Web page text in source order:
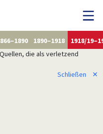
1890–1918
1918/
die als verletzend
Schließen
✕